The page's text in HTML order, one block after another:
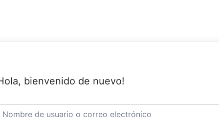
bienvenido de nuevo!